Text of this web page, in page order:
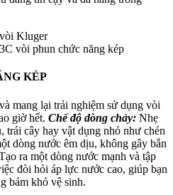
KÉP
mang lại trải nghiệm sử dụng vòi
giờ hết. Chế độ dòng chảy: Nhẹ
trái cây hay vật dụng nhỏ như chén
dòng nước êm dịu, không gây bắn
ra một dòng nước mạnh và tập
đòi hỏi áp lực nước cao, giúp bạn
bám khó vệ sinh.